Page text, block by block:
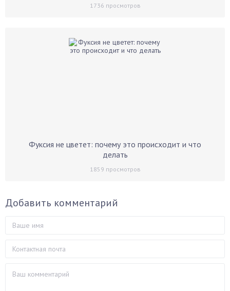
1736 просмотров
Фуксия не цветет: почему это происходит и что
делать
1859 просмотров
Добавить комментарий